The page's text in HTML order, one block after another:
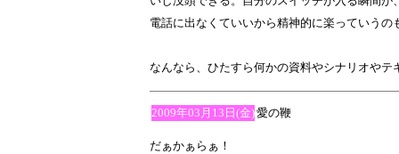
電話に出なくていいから精神的に楽っていうの
なんなら、ひたすら何かの資料やシナリオや
2009年03月13日(金)愛の鞭
だぁかぁらぁ！